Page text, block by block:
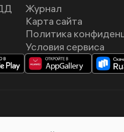
Журнал
Карта сайта
Политика
Условия сервиса